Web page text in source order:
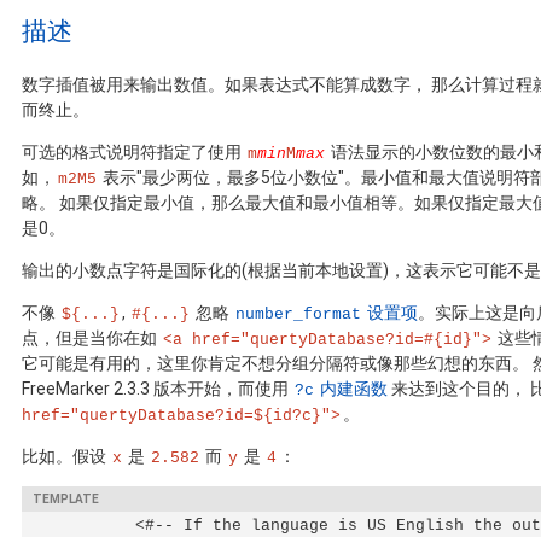
描述
数字插值被用来输出数值。如果表达式不能算成数字， 那么计算过程
而终止。
可选的格式说明符指定了使用 mminMmax 语法显示的小数位数的最小
如， m2M5 表示"最少两位，最多5位小数位"。最小值和最大值说明符
略。 如果仅指定最小值，那么最大值和最小值相等。如果仅指定最大
是0。
输出的小数点字符是国际化的(根据当前本地设置)，这表示它可能不
不像 ${...} , #{...} 忽略 number_format 设置项。实际上这是
点，但是当你在如 <a href="quertyDatabase?id=#{id}"> 这些
它可能是有用的，这里你肯定不想分组分隔符或像那些幻想的东西。
FreeMarker 2.3.3 版本开始，而使用 ?c 内建函数 来达到这个目的，
href="quertyDatabase?id=${id?c}"> 。
比如。假设 x 是 2.582 而 y 是 4 ：
<#-- If the language is US English the